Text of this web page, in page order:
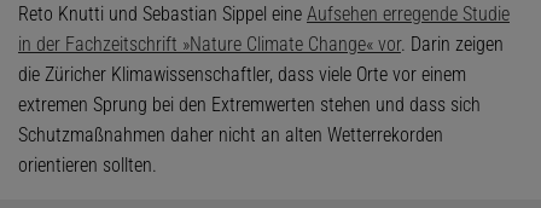
Reto Knutti und Sebastian Sippel eine Aufsehen erregende Studie
in der Fachzeitschrift »Nature Climate Change« vor. Darin zeigen
die Züricher Klimawissenschaftler, dass viele Orte vor einem
extremen Sprung bei den Extremwerten stehen und dass sich
Schutzmaßnahmen daher nicht an alten Wetterrekorden
orientieren sollten.